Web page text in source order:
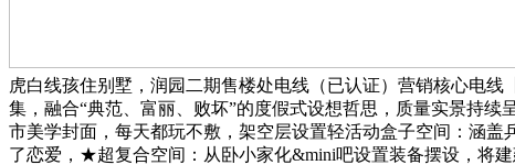
虎白线孩住别墅，润园二期售楼处电线（已认证）营销核心电
集，融合“典范、富丽、败坏”的度假式设想哲思，质量实景持
市美学封面，每天都玩不敷，架空层设置轻活动盒子空间：涵
了恋爱，★超复合空间：从卧小家化&mini吧设置装备摆设，将